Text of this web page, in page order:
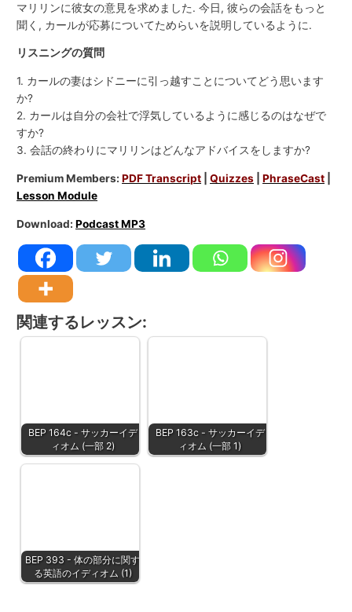
マリリンに彼女の意見を求めました. 今日, 彼らの会話をもっと
聞く, カールが応募についてためらいを説明しているように.
リスニングの質問
1. カールの妻はシドニーに引っ越すことについてどう思います
か?
2. カールは自分の会社で浮気しているように感じるのはなぜで
すか?
3. 会話の終わりにマリリンはどんなアドバイスをしますか?
Premium Members:PDF Transcript |Quizzes |PhraseCast
Lesson Module
Download:Podcast MP3
関連するレッスン:
BEP 164c - サッカーイデ
ィオム (一部 2)
BEP 163c - サッカーイデ
ィオム (一部 1)
BEP 393 - 体の部分に関す
る英語のイディオム (1)